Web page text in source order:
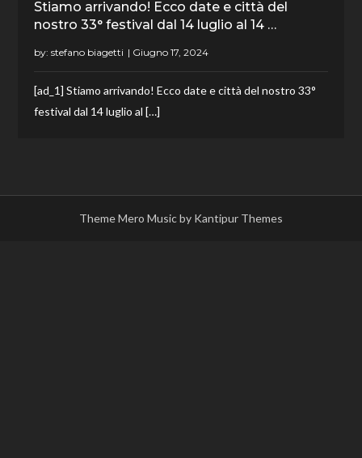
Stiamo arrivando! Ecco date e città del
nostro 33° festival dal 14 luglio al 14 …
by:stefano biagetti
[ad_1] Stiamo arrivando! Ecco date e città del nostro 33°
festival dal 14 luglio al […]
Theme Mero Music by Kantipur Themes